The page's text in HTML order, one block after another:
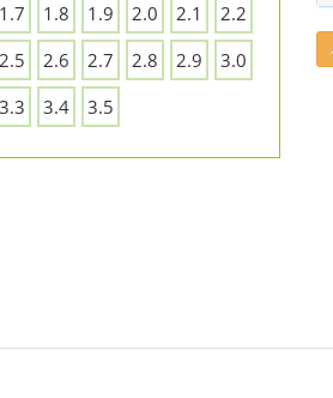
1.7 1.8 1.9 2.0 2.1
2.2
2.5 2.6 2.7 2.8 2.9
3.0
3.3 3.4 3.5